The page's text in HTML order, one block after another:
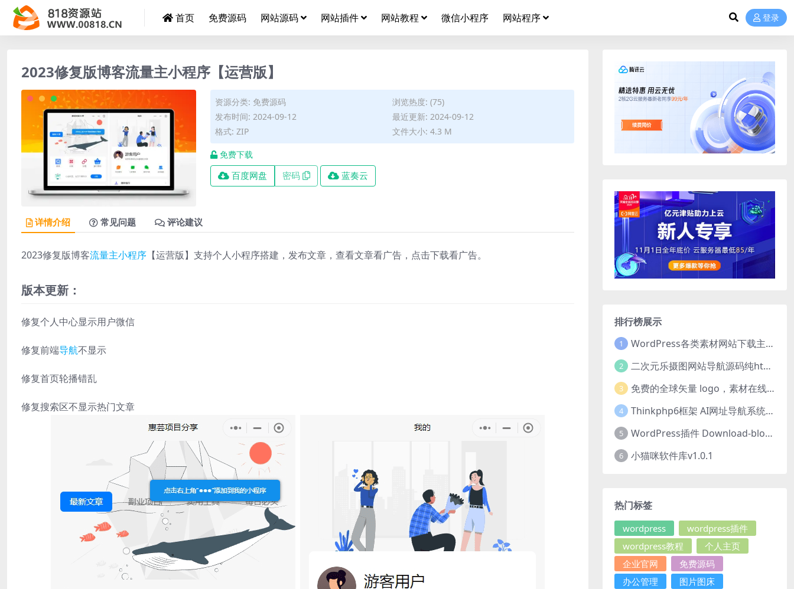
首页 免费源码 网站源码 网站插件 网站教程 微信小程序 网站程序 登录
2023修复版博客流量主小程序【运营版】
资源分类: 免费源码
浏览热度: (75)
发布时间: 2024-09-12
最近更新: 2024-09-12
格式: ZIP
文件大小: 4.3 M
免费下载
百度网盘 密码 蓝奏云
详情介绍 常见问题 评论建议
2023修复版博客流量主小程序 【运营版】支持个人小程序搭建，发布文章，查看文章看广告，点击下载看广告。
版本更新：
修复个人中心显示用户微信
修复前端导航不显示
修复首页轮播错乱
修复搜索区不显示热门文章
排行榜展示
1 WordPress各类素材网站下载主题 CeoDocs v3.6 去授权版
2 二次元乐摄图网站导航源码纯html源码分享
3 免费的全球矢量 logo，素材在线下载网站hdlogo.com
4 Thinkphp6框架 AI网址导航系统源码
5 WordPress插件 Download-block-plugin下载按钮图标美化
6 小猫咪软件库v1.0.1
热门标签
wordpress
wordpress插件
wordpress教程
个人主页
企业官网
免费源码
办公管理
图片图床